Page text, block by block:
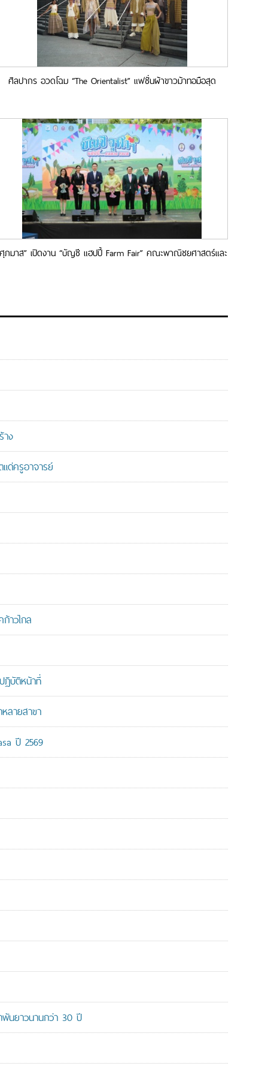
ศิลปากร อวดโฉม “The Orientalist” แฟชั่นผ้าขาวม้าทอมือสุด
ภมาส” เปิดงาน “บัญชี แฮปปี้ Farm Fair” คณะพาณิชยศาสตร์และ
ง
ด่ครูอาจารย์
าวไกล
ฏิบัติหน้าที่
ลายสาขา
ปี 2569
นยาวนานกว่า 30 ปี